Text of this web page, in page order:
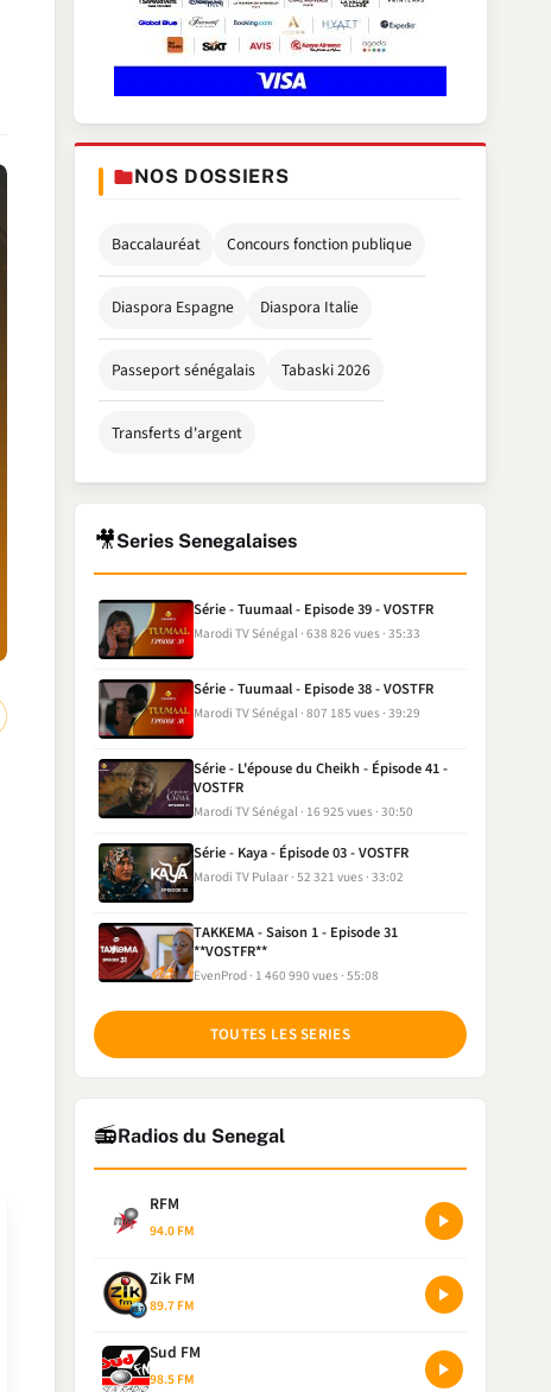
NOS DOSSIERS
Baccalauréat Concours fonction publique
Diaspora Espagne Diaspora Italie
Passeport sénégalais Tabaski 2026
Transferts d'argent
🎥Series Senegalaises
Série - Tuumaal - Episode 39 - VOSTFR
Marodi TV Sénégal 638 826 vues 35:33
Série - Tuumaal - Episode 38 - VOSTFR
Marodi TV Sénégal 807 185 vues 39:29
Série - L'épouse du Cheikh - Épisode 41 -
VOSTFR
Marodi TV Sénégal 16 925 vues 30:50
Série - Kaya - Épisode 03 - VOSTFR
Marodi TV Pulaar 52 321 vues 33:02
TAKKEMA - Saison 1 - Episode 31
**VOSTFR**
EvenProd 1 460 990 vues 55:08
TOUTES LES SERIES
📻Radios du Senegal
RFM
94.0 FM
Zik FM
89.7 FM
Sud FM
98.5 FM